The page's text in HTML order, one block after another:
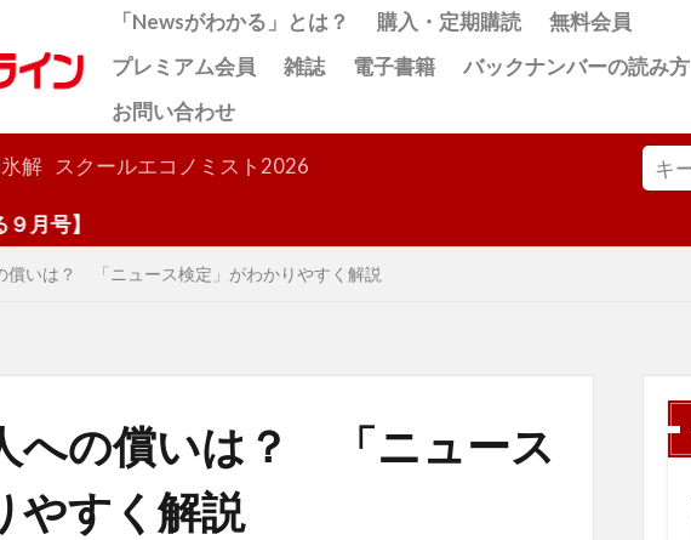
「Newsがわかる」とは？ 購入・定期購読
無料会員
プレミアム会員
雑誌 電子書籍
バックナンバーの読み方
お問い合わせ
解 スクールエコノミスト2026
償いは？ 「ニュース検定」がわかりやすく解説
への償いは？ 「ニュース
やすく解説
検索